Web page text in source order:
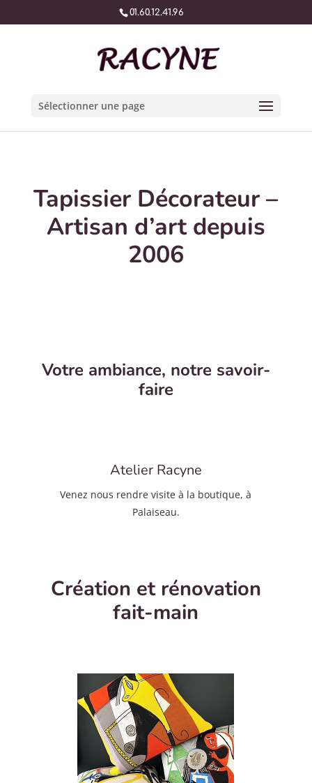
01.60.12.41.96
Sélectionner une page
Tapissier Décorateur –
Artisan d’art depuis
2006
Votre ambiance, notre savoir-
faire
Atelier Racyne
Venez nous rendre visite à la boutique, à
Palaiseau.
Création et rénovation
fait-main